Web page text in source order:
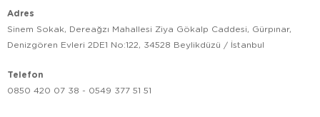
Adres
Sinem Sokak, Dereağzı Mahallesi Ziya Gökalp Caddesi, Gürpınar,
Denizgören Evleri 2DE1 No:122, 34528 Beylikdüzü / İstanbul
Telefon
0850 420 07 38 - 0549 377 51 51